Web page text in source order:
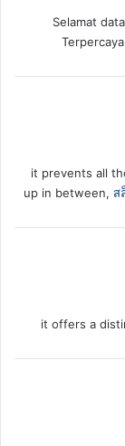
Selamat
it prevents all
up in between, ส
it offers a